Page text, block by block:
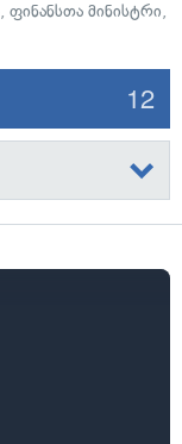
, ფინანსთა მინისტრი,
12